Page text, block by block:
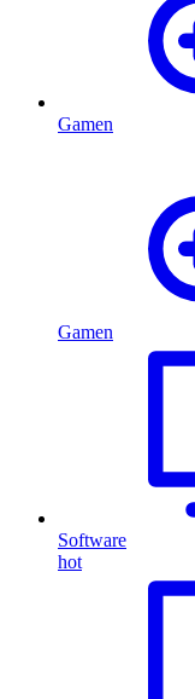
Gamen
Gamen
Software
hot